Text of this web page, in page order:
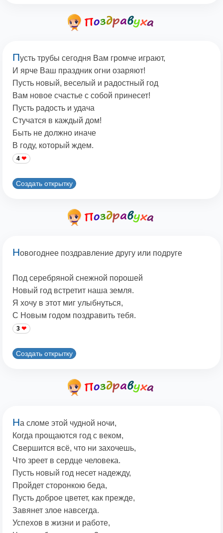
Пусть трубы сегодня Вам громче играют,
И ярче Ваш праздник огни озаряют!
Пусть новый, веселый и радостный год
Вам новое счастье с собой принесет!
Пусть радость и удача
Стучатся в каждый дом!
Быть не должно иначе
В году, который ждем.
4
Создать открытку
Новогоднее поздравление другу или подруге
Под серебряной снежной порошей
Новый год встретит наша земля.
Я хочу в этот миг улыбнуться,
С Новым годом поздравить тебя.
3
Создать открытку
На сломе этой чудной ночи,
Когда прощаются год с веком,
Свершится всё, что ни захочешь,
Что зреет в сердце человека.
Пусть новый год несет надежду,
Пройдет сторонкою беда,
Пусть доброе цветет, как прежде,
Завянет злое навсегда.
Успехов в жизни и работе,